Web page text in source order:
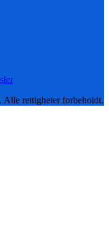
rettigheter forbeholdt.